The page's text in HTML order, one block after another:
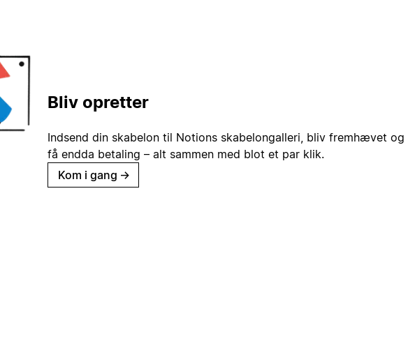
Bliv opretter
Indsend din skabelon til Notions skabelongalleri, bliv fremhævet og
få endda betaling – alt sammen med blot et par klik.
Kom i gang →